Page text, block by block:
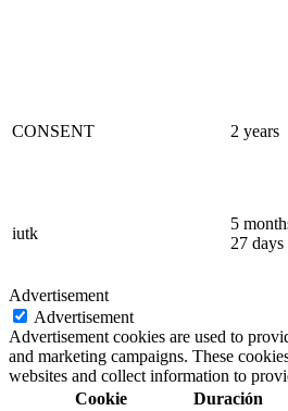
CONSENT 2 years
iutk
5
27 days
Advertisement
Advertisement
Advertisement cookies are used to
and marketing campaigns. These
websites and collect information to
Cookie
Duración